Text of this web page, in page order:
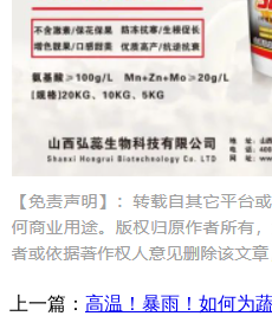
上一篇： 高温！暴雨！如何为